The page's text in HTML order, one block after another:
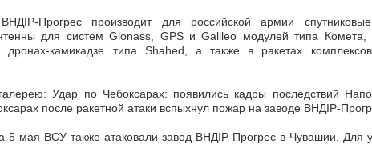
Прогрес производит для российской армии
для систем Glonass, GPS и Galileo модулей типа Комета,
дронах-камикадзе типа Shahed, а также в ракетах
Удар по Чебоксарах: появились кадры последствий
после ракетной атаки вспыхнул пожар на заводе ВНДІР-
5 мая ВСУ также атаковали завод ВНДІР-Прогрес в Чувашии. Для